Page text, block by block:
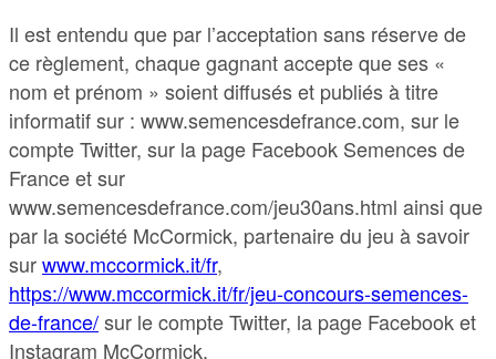
Il est entendu que par l’acceptation sans réserve de
ce règlement, chaque gagnant accepte que ses «
nom et prénom » soient diffusés et publiés à titre
informatif sur : www.semencesdefrance.com, sur le
compte Twitter, sur la page Facebook Semences de
France et sur
www.semencesdefrance.com/jeu30ans.html ainsi que
par la société McCormick, partenaire du jeu à savoir
surwww.mccormick.it/fr,
https://www.mccormick.it/fr/jeu-concours-semences-
de-france/sur le compte Twitter, la page Facebook et
Instagram McCormick.